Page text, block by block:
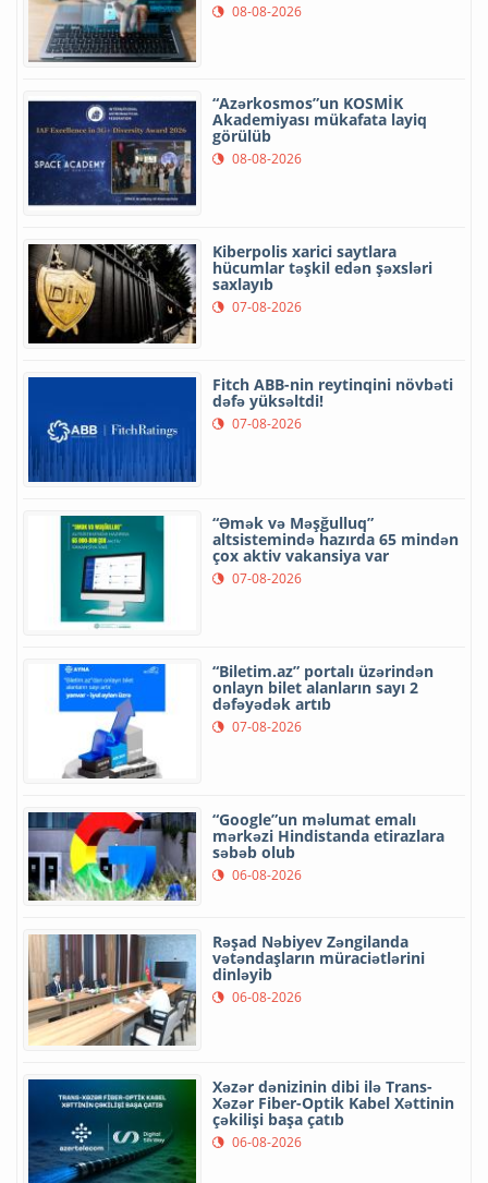
08-08-2026
“Azərkosmos”un KOSMİK
Akademiyası mükafata layiq
görülüb
08-08-2026
Kiberpolis xarici saytlara
hücumlar təşkil edən şəxsləri
saxlayıb
07-08-2026
Fitch ABB-nin reytinqini növbəti
dəfə yüksəltdi!
07-08-2026
“Əmək və Məşğulluq”
altsistemində hazırda 65 mindən
çox aktiv vakansiya var
07-08-2026
“Biletim.az” portalı üzərindən
onlayn bilet alanların sayı 2
dəfəyədək artıb
07-08-2026
“Google”un məlumat emalı
mərkəzi Hindistanda etirazlara
səbəb olub
06-08-2026
Rəşad Nəbiyev Zəngilanda
vətəndaşların müraciətlərini
dinləyib
06-08-2026
Xəzər dənizinin dibi ilə Trans-
Xəzər Fiber-Optik Kabel Xəttinin
çəkilişi başa çatıb
06-08-2026